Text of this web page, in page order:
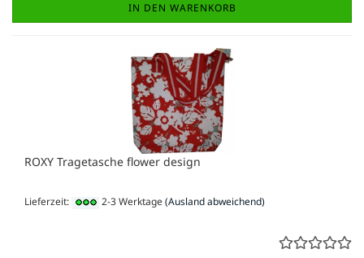
IN DEN WARENKORB
ROXY Tragetasche flower design
Lieferzeit: 2-3 Werktage(Ausland abweichend)